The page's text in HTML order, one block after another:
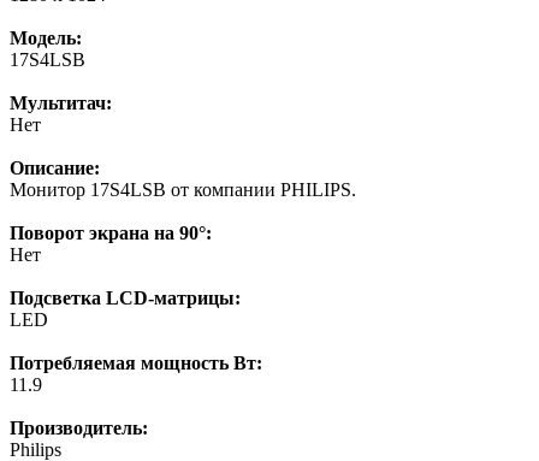
Модель:
17S4LSB
Мультитач:
Нет
Описание:
Монитор 17S4LSB от компании PHILIPS.
Поворот экрана на 90°:
Нет
Подсветка LCD-матрицы:
LED
Потребляемая мощность Вт:
11.9
Производитель:
Philips